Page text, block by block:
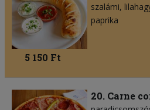
szalámi
paprika
5 150 Ft
20. Carne